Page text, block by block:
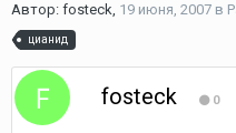
Автор: fosteck, 19 июня, 2007 в
цианид
fosteck 0